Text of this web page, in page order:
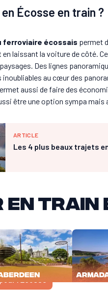
Écosse en train ?
ferroviaire écossais permet
laissant la voiture de côté.
Des lignes
au cœur des
aussi de faire des
être une option sympa mais
ARTICLE
Les 4 plus beaux trajets
train
l'Écosse